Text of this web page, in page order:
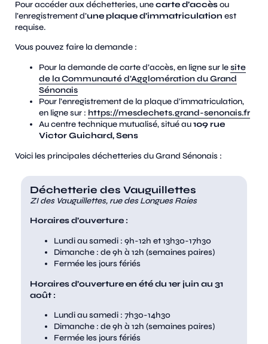
Pour accéder aux déchetteries, unecarte d’accèsou
l’enregistrement d’une plaque d’immatriculation est
requise.
Vous pouvez faire la demande :
Pour la demande de carte d’accès, en ligne sur lesite
de la Communauté d’Agglomération du Grand
Sénonais
Pour l’enregistrement de la plaque d’immatriculation,
en ligne sur : https://mesdechets.grand-senonais.fr
Au centre technique mutualisé, situé au109 rue
Victor Guichard, Sens
Voici les principales déchetteries du Grand Sénonais :
Déchetterie des Vauguillettes
ZI des Vauguillettes, rue des Longues Raies
Horaires d’ouverture :
Lundi au samedi : 9h-12h et 13h30-17h30
Dimanche : de 9h à 12h (semaines paires)
Fermée les jours fériés
Horaires d’ouverture en été du 1er juin au 31
août :
Lundi au samedi : 7h30-14h30
Dimanche : de 9h à 12h (semaines paires)
Fermée les jours fériés